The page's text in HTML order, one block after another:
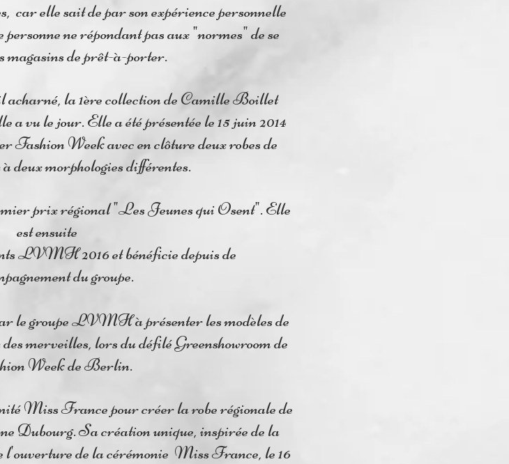
car elle sait de par son expérience personnelle
ne répondant pas aux "normes" de se
magasins de prêt-à-porter.
la 1ère collection de Camille Boillet
vu le jour. Elle a été présentée le 15 juin 2014
Fashion Week avec en clôture deux robes de
deux morphologies différentes.
prix régional "Les Jeunes qui Osent". Elle
est ensuite
LVMH 2016 et bénéficie depuis de
du groupe.
le groupe LVMH à présenter les modèles de
merveilles, lors du défilé Greenshowroom de
Week de Berlin.
Miss France pour créer la robe régionale de
Dubourg. Sa création unique, inspirée de la
de la cérémonie Miss France, le 16